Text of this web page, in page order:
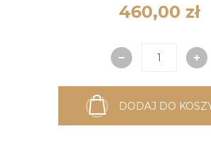
460,00 zł
DODAJ DO